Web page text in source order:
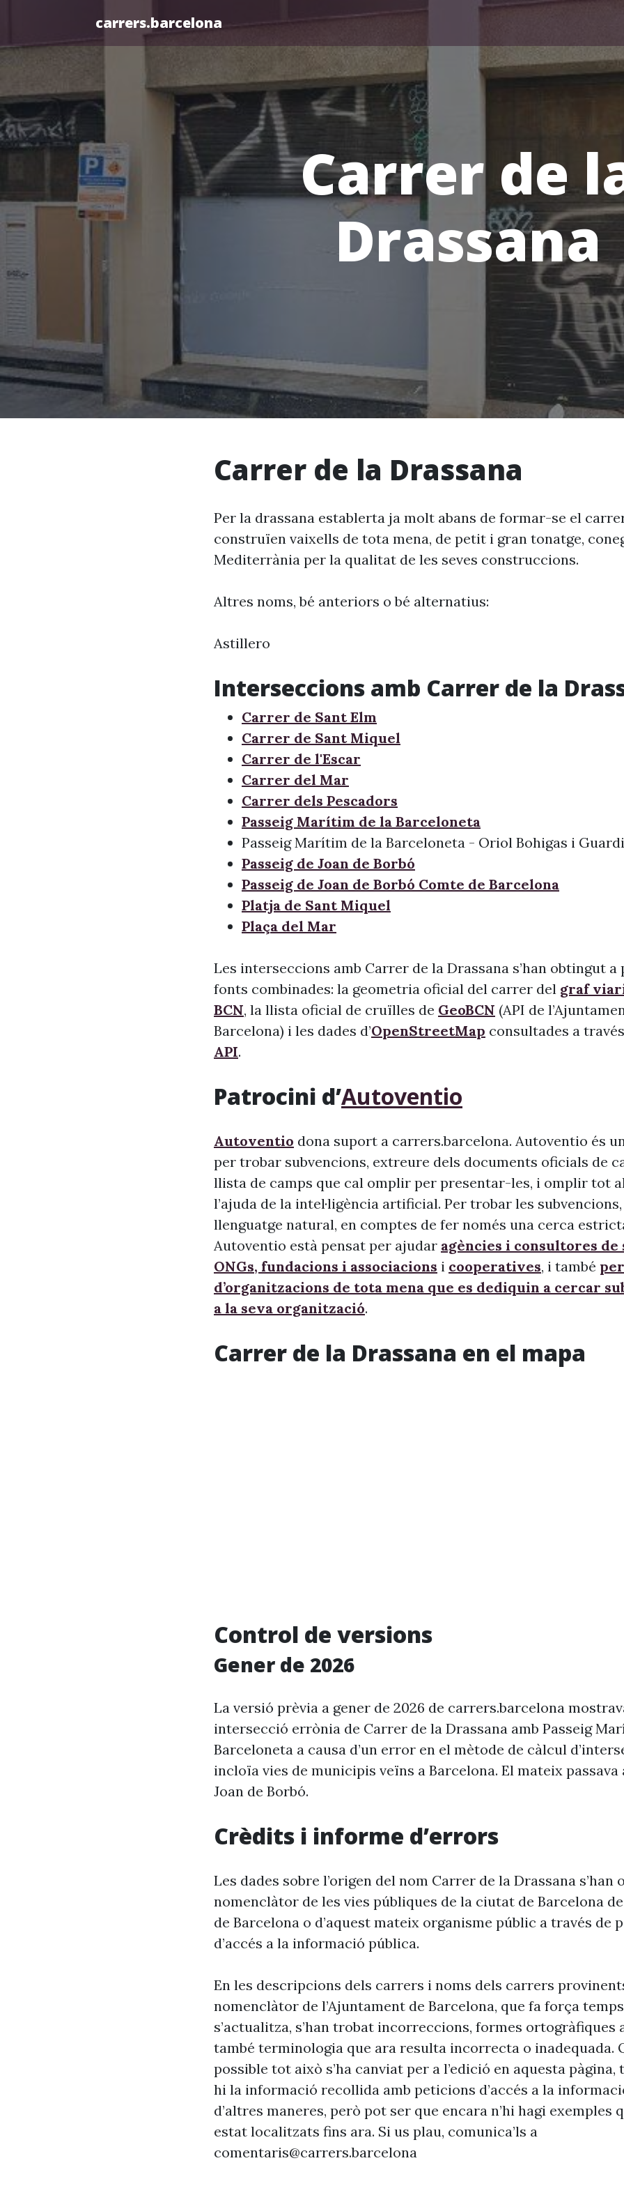
carrers.barcelona
Carrer de
Drassana
Carrer de la Drassana
Per la drassana establerta ja molt abans de formar-se el
construïen vaixells de tota mena, de petit i gran tonatge,
Mediterrània per la qualitat de les seves construccions.
Altres noms, bé anteriors o bé alternatius:
Astillero
Interseccions amb Carrer de la
Carrer de Sant Elm
Carrer de Sant Miquel
Carrer de l'Escar
Carrer del Mar
Carrer dels Pescadors
Passeig Marítim de la Barceloneta
Passeig Marítim de la Barceloneta - Oriol Bohigas i
Passeig de Joan de Borbó
Passeig de Joan de Borbó Comte de Barcelona
Platja de Sant Miquel
Plaça del Mar
Les interseccions amb Carrer de la Drassana s’han obtingut
fonts combinades: la geometria oficial del carrer del graf viari
BCN, la llista oficial de cruïlles de GeoBCN (API de
Barcelona) i les dades d’OpenStreetMap consultades a través
API.
Patrocini d’Autoventio
Autoventio dona suport a carrers.barcelona. Autoventio és
per trobar subvencions, extreure dels documents oficials de
llista de camps que cal omplir per presentar-les, i omplir tot
l’ajuda de la intel·ligència artificial. Per trobar les
llenguatge natural, en comptes de fer només una cerca
Autoventio està pensat per ajudar agències i consultores de
ONGs, fundacions i associacions i cooperatives, i també
d’organitzacions de tota mena que es dediquin a cercar
a la seva organització.
Carrer de la Drassana en el mapa
Control de versions
Gener de 2026
La versió prèvia a gener de 2026 de carrers.barcelona
intersecció errònia de Carrer de la Drassana amb Passeig
Barceloneta a causa d’un error en el mètode de càlcul
incloïa vies de municipis veïns a Barcelona. El mateix passava
Joan de Borbó.
Crèdits i informe d’errors
Les dades sobre l’origen del nom Carrer de la Drassana s’han
nomenclàtor de les vies públiques de la ciutat de Barcelona
de Barcelona o d’aquest mateix organisme públic a través de
d’accés a la informació pública.
En les descripcions dels carrers i noms dels carrers
nomenclàtor de l’Ajuntament de Barcelona, que fa força
s’actualitza, s’han trobat incorreccions, formes ortogràfiques
també terminologia que ara resulta incorrecta o inadequada.
possible tot això s’ha canviat per a l’edició en aquesta
hi la informació recollida amb peticions d’accés a la
d’altres maneres, però pot ser que encara n’hi hagi exemples
estat localitzats fins ara. Si us plau, comunica’ls a
comentaris@carrers.barcelona